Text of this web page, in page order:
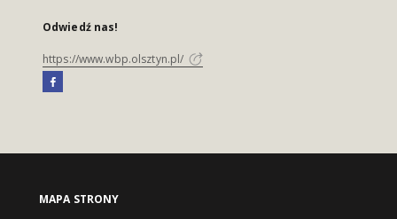
Odwiedź nas!
https://www.wbp.olsztyn.pl/
MAPA STRONY